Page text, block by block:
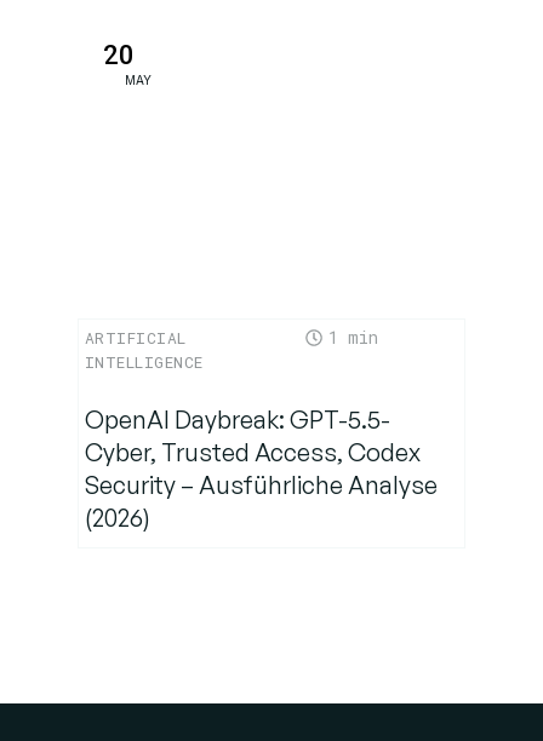
20
MAY
ARTIFICIAL
INTELLIGENCE
1
OpenAI Daybreak: GPT-5.5-
Cyber, Trusted Access, Codex
Security – Ausführliche Analyse
(2026)